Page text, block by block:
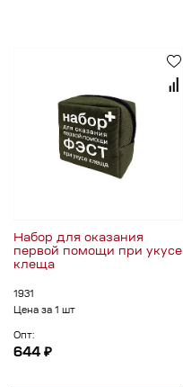
Набор для оказания
первой помощи при укусе
клеща
1931
Цена за 1 шт
Опт:
644 ₽